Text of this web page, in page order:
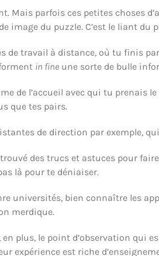
Mais parfois ces petites choses
image du puzzle. C’est le liant du
de travail à distance, où tu finis
in fine une sorte de bulle
de l’accueil avec qui tu prenais
que tes pairs.
de direction par exemple,
des trucs et astuces pour
là pour te déniaiser.
universités, bien connaître les
merdique.
plus, le point d’observation qui
expérience est riche